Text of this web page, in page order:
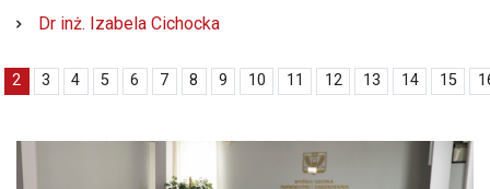
Dr inż. Izabela Cichocka
2 3 4 5 6 7 8 9 10 11 12 13 14 15